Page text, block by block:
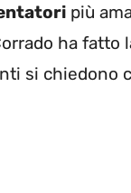
più
ha fatto
si chiedono